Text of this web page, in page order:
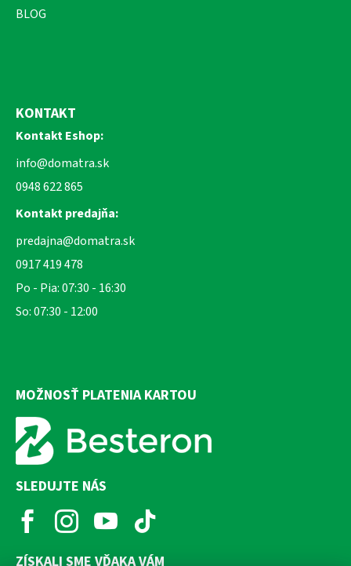
BLOG
KONTAKT
Kontakt Eshop:
info@domatra.sk
0948 622 865
Kontakt predajňa:
predajna@domatra.sk
0917 419 478
Po - Pia: 07:30 - 16:30
So: 07:30 - 12:00
MOŽNOSŤ PLATENIA KARTOU
SLEDUJTE NÁS
ZÍSKALI SME VĎAKA VÁM